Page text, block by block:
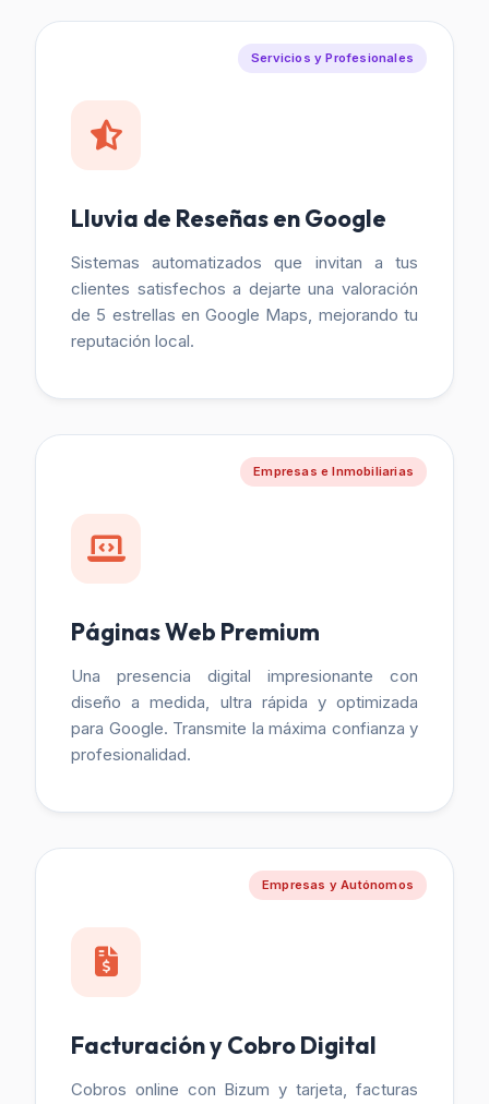
Servicios y Profesionales
Lluvia de Reseñas en Google
Sistemas automatizados que invitan a tus
clientes satisfechos a dejarte una valoración
de 5 estrellas en Google Maps, mejorando tu
reputación local.
Empresas e Inmobiliarias
Páginas Web Premium
Una presencia digital impresionante con
diseño a medida, ultra rápida y optimizada
para Google. Transmite la máxima confianza y
profesionalidad.
Empresas y Autónomos
Facturación y Cobro Digital
Cobros online con Bizum y tarjeta, facturas